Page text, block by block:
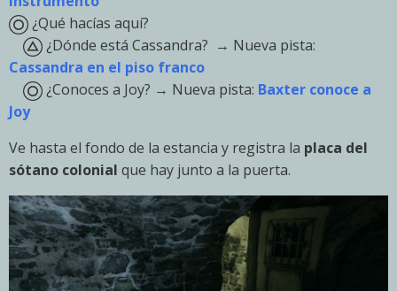
¿Qué hacías aquí?
¿Dónde está Cassandra? → Nueva pista:
Cassandra en el piso franco
¿Conoces a Joy? → Nueva pista: Baxter conoce a
Joy
Ve hasta el fondo de la estancia y registra la placa del
sótano colonial que hay junto a la puerta.